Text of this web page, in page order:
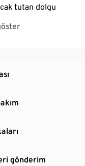
tutan dolgu
reflektörlü
koruması
astarlı
için cırt cırtlı, elastik
alanı
engelleyen
gönderim